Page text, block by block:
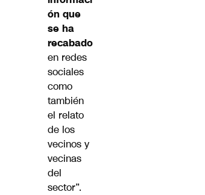
ón que
se ha
recabado
en redes
sociales
como
también
el relato
de los
vecinos y
vecinas
del
sector”.